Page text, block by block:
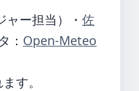
ャー担当） ・ 佐
： Open-Meteo
す。